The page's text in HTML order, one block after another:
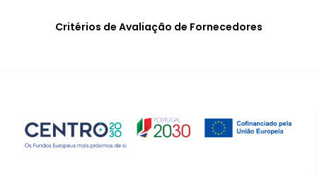
Critérios de Avaliação de Fornecedores